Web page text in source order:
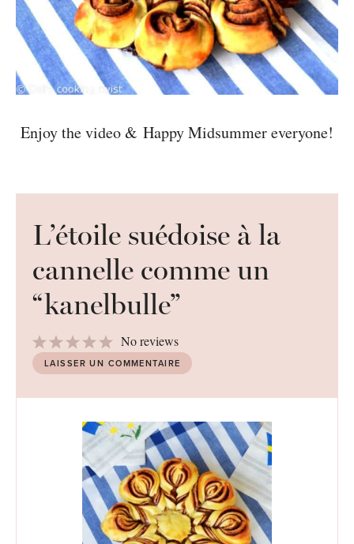
Enjoy the video & Happy Midsummer everyone!
L’étoile suédoise à la
cannelle comme un
“kanelbulle”
Stars
4
Stars
3
Stars
2
Stars
1
Star
No reviews
LAISSER UN COMMENTAIRE